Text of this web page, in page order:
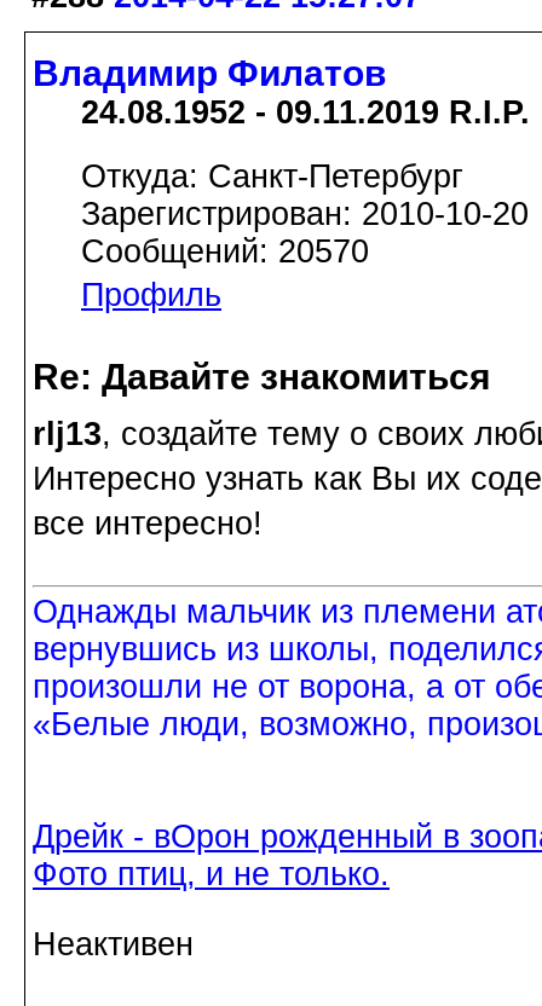
Владимир Филатов
24.08.1952 - 09.11.2019 R.I.P.
Откуда: Санкт-Петербург
Зарегистрирован: 2010-10-20
Сообщений: 20570
Профиль
Re: Давайте знакомиться
rlj13, создайте тему о своих
Интересно узнать как Вы их
все интересно!
Однажды мальчик из племени
вернувшись из школы,
произошли не от ворона, а от
«Белые люди, возможно,
Дрейк - вОрон рожденный в
Фото птиц, и не только.
Неактивен